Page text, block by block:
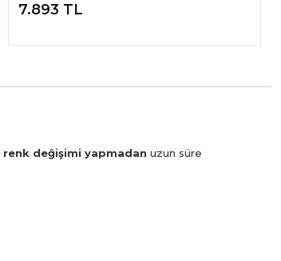
7.893 TL
renk değişimi yapmadan uzun süre